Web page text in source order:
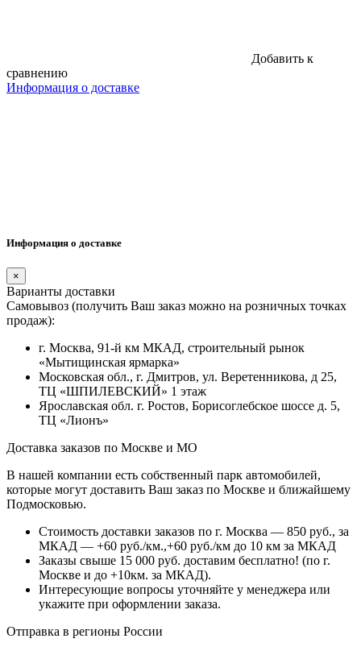
Добавить к
сравнению
Информация о доставке
Информация о доставке
×
Варианты доставки
Самовывоз (получить Ваш заказ можно на розничных точках
продаж):
г. Москва, 91-й км МКАД, строительный рынок
«Мытищинская ярмарка»
Московская обл., г. Дмитров, ул. Веретенникова, д 25,
ТЦ «ШПИЛЕВСКИЙ» 1 этаж
Ярославская обл. г. Ростов, Борисоглебское шоссе д. 5,
ТЦ «Лионъ»
Доставка заказов по Москве и МО
В нашей компании есть собственный парк автомобилей,
которые могут доставить Ваш заказ по Москве и ближайшему
Подмосковью.
Стоимость доставки заказов по г. Москва — 850 руб., за
МКАД — +60 руб./км.,+60 руб./км до 10 км за МКАД
Заказы свыше 15 000 руб. доставим бесплатно! (по г.
Москве и до +10км. за МКАД).
Интересующие вопросы уточняйте у менеджера или
укажите при оформлении заказа.
Отправка в регионы России